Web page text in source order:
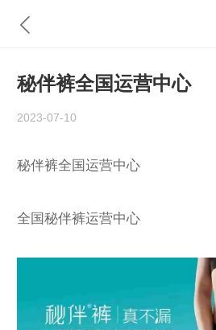
秘伴裤全国运营中心
2023-07-10
秘伴裤全国运营中心
全国秘伴裤运营中心